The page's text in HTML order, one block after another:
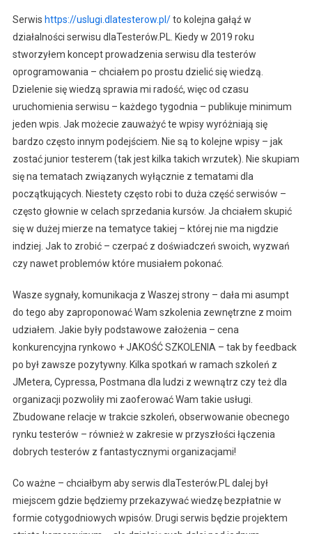
Serwis https://uslugi.dlatesterow.pl/to kolejna gałąź w
działalności serwisu dlaTesterów.PL. Kiedy w 2019 roku
stworzyłem koncept prowadzenia serwisu dla testerów
oprogramowania – chciałem po prostu dzielić się wiedzą.
Dzielenie się wiedzą sprawia mi radość, więc od czasu
uruchomienia serwisu – każdego tygodnia – publikuje minimum
jeden wpis. Jak możecie zauważyć te wpisy wyróżniają się
bardzo często innym podejściem. Nie są to kolejne wpisy – jak
zostać junior testerem (tak jest kilka takich wrzutek). Nie skupiam
się na tematach związanych wyłącznie z tematami dla
początkujących. Niestety często robi to duża część serwisów –
często głownie w celach sprzedania kursów. Ja chciałem skupić
się w dużej mierze na tematyce takiej – której nie ma nigdzie
indziej. Jak to zrobić – czerpać z doświadczeń swoich, wyzwań
czy nawet problemów które musiałem pokonać.
Wasze sygnały, komunikacja z Waszej strony – dała mi asumpt
do tego aby zaproponować Wam szkolenia zewnętrzne z moim
udziałem. Jakie były podstawowe założenia – cena
konkurencyjna rynkowo + JAKOŚĆ SZKOLENIA – tak by feedback
po był zawsze pozytywny. Kilka spotkań w ramach szkoleń z
JMetera, Cypressa, Postmana dla ludzi z wewnątrz czy też dla
organizacji pozwoliły mi zaoferować Wam takie usługi.
Zbudowane relacje w trakcie szkoleń, obserwowanie obecnego
rynku testerów – również w zakresie w przyszłości łączenia
dobrych testerów z fantastycznymi organizacjami!
Co ważne – chciałbym aby serwis dlaTesterów.PL dalej był
miejscem gdzie będziemy przekazywać wiedzę bezpłatnie w
formie cotygodniowych wpisów. Drugi serwis będzie projektem